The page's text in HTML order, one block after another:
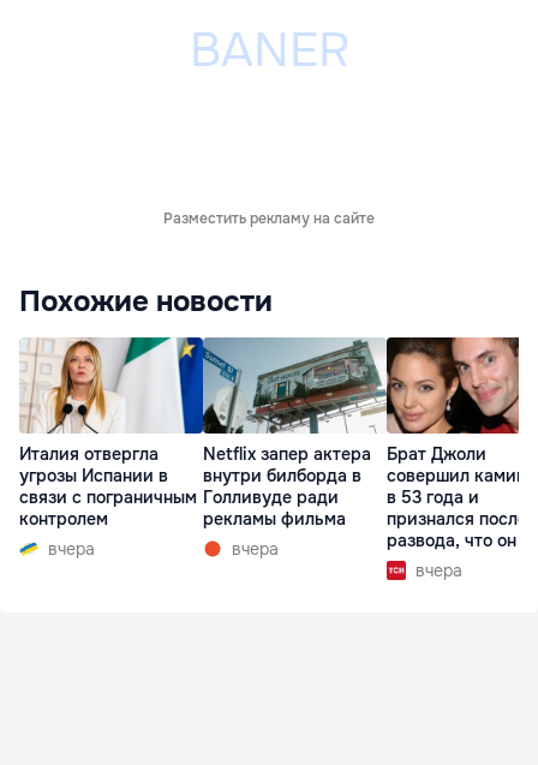
Разместить рекламу на сайте
Похожие новости
Италия отвергла
угрозы Испании в
связи с пограничным
контролем
вчера
Netflix запер актера
внутри билборда в
Голливуде ради
рекламы фильма
вчера
Брат Джоли
совершил
в 53 года и
признался после
развода, что он
вчера